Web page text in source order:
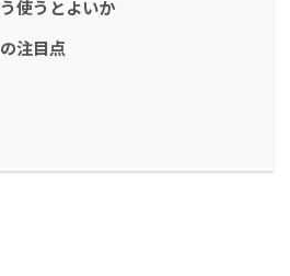
使うとよいか
注目点